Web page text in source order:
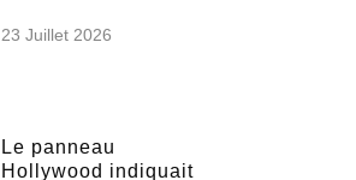
23 Juillet 2026
Le panneau
Hollywood indiquait